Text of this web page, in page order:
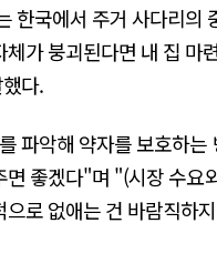
한국에서 주거 사다리의
가 붕괴된다면 내 집 마
다.
파악해 약자를 보호하는
면 좋겠다"며 "(시장 수요
으로 없애는 건 바람직하